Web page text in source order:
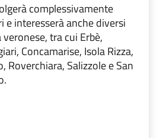
complessivamente
e interesserà anche diversi
veronese, tra cui Erbè,
Concamarise, Isola Rizza,
Roverchiara, Salizzole e San